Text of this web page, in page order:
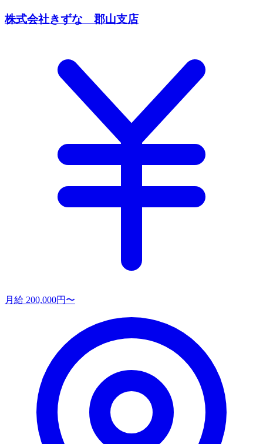
株式会社きずな 郡山支店
月給 200,000円〜